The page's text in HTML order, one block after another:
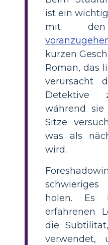
ist ein
mit
kurzen
Roman, das
verursacht
Detektive
während
Sitze
was als
wird.
holen. Es
erfahrenen
die
verwendet,